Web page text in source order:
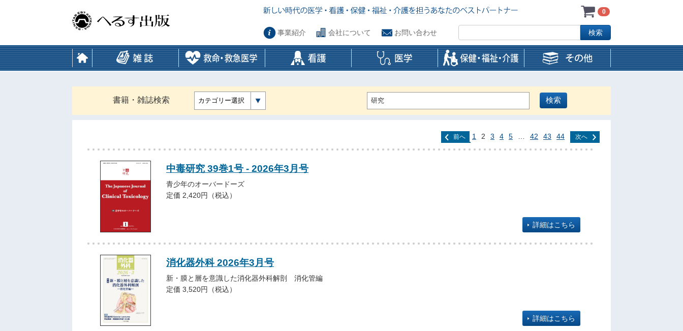
0
事業紹介 会社について お問い合わせ
書籍・雑誌検索 カテゴリー選択
前へ 1 2 3 4 5 42 43 44 次へ
中毒研究 39巻1号 - 2026年3月号
青少年のオーバードーズ
定価 2,420円（税込）
詳細はこちら
消化器外科 2026年3月号
新・膜と層を意識した消化器外科解剖 消化管編
定価 3,520円（税込）
詳細はこちら